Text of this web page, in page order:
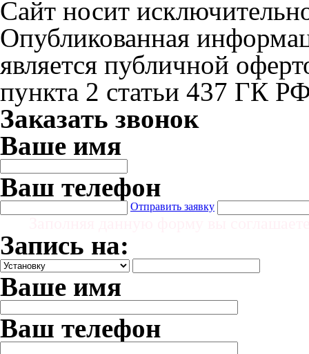
Сайт носит
Опубликованная
является публичной
пункта 2 статьи 437 ГК
Заказать звонок
Ваше имя
Ваш телефон
Отправить заявку
Запись на:
Ваше имя
Ваш телефон